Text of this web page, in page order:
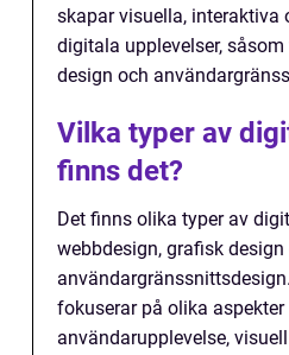
skapar visuella, interaktiva
digitala upplevelser,
design och
Vilka typer av
finns det?
Det finns olika typer av
webbdesign, grafisk design
fokuserar på olika
användarupplevelse,